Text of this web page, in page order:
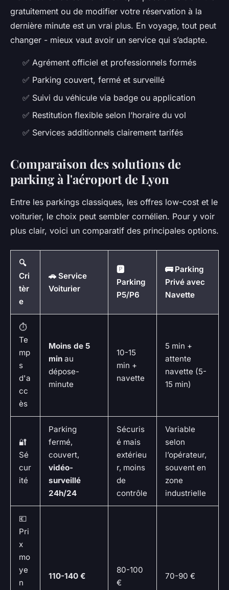
gratuitement ou de modifier votre réservation à la
dernière minute est un vrai plus. En voyage, tout peut
changer - mieux vaut avoir un service qui s’adapte.
✅ Agrément officiel et professionnels formés
✅ Parking couvert, fermé et surveillé
✅ Suivi du véhicule via badge ou application
✅ Restitution flexible selon l’horaire du vol
✅ Services additionnels clairement tarifés
Comparaison des solutions de
parking à l'aéroport de Lyon
Entre les parkings classiques, les offres low-cost et le
voiturier, le choix peut sembler cornélien. Pour y voir
plus clair, voici un comparatif des principales options.
🔍
Cri
tèr
e
🚗 Service
Voiturier
🅿️
Parking
P5/P6
🚌 Parking
Privé avec
Navette
⏱
Te
mp
s
d'a
cc
ès
Moins de 5
min au
dépose-
minute
10-15
min +
navette
5 min +
attente
navette (5-
15 min)
🔐
Sé
cur
ité
Parking
fermé,
couvert,
vidéo-
surveillé
24h/24
Sécuris
é mais
extérieu
r, moins
de
contrôle
Variable
selon
l’opérateur,
souvent en
zone
industrielle
💶
Pri
x
mo
ye
n
110-140 €
80-100
€
70-90 €